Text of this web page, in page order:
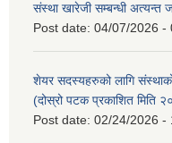
संस्था खारेजी सम्बन्धी अत्यन्त
Post date: 04/07/2026 -
शेयर सदस्यहरुको लागि
(दोस्रो पटक प्रकाशित मिति
Post date: 02/24/2026 -